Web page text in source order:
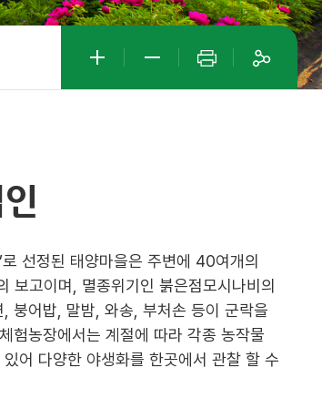
로 선정된 태양마을은 주변에 40여개의
보고이며, 멸종위기인 붉은점모시나비의
붕어밥, 말밤, 와송, 부처손 등이 군락을
험농장에서는 계절에 따라 각종 농작물
어 다양한 야생화를 한곳에서 관찰 할 수